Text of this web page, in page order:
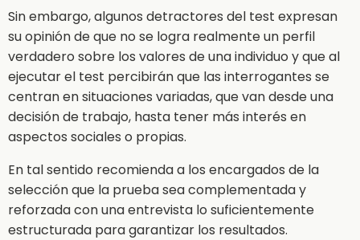
Sin embargo, algunos detractores del test expresan
su opinión de que no se logra realmente un perfil
verdadero sobre los valores de una individuo y que al
ejecutar el test percibirán que las interrogantes se
centran en situaciones variadas, que van desde una
decisión de trabajo, hasta tener más interés en
aspectos sociales o propias.
En tal sentido recomienda a los encargados de la
selección que la prueba sea complementada y
reforzada con una entrevista lo suficientemente
estructurada para garantizar los resultados.